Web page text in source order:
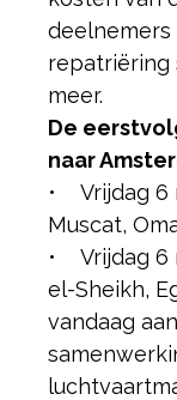
repatriëring
meer.
De
naar
• Vrijdag 6
Muscat,
• Vrijdag 6
el-Sheikh,
vandaag